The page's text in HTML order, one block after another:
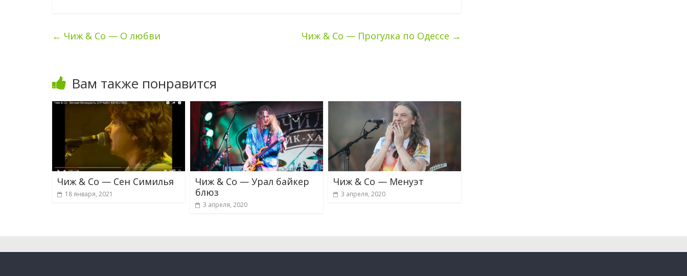
← Чиж & Co — О любви Чиж & Co — Прогулка по Одессе →
Вам также понравится
Чиж & Co — Сен Симилья
18 января, 2021
Чиж & Co — Урал байкер
блюз
3 апреля, 2020
Чиж & Co — Менуэт
3 апреля, 2020